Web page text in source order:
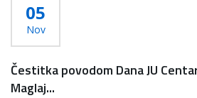
05
Nov
Čestitka povodom Dana JU
Maglaj...